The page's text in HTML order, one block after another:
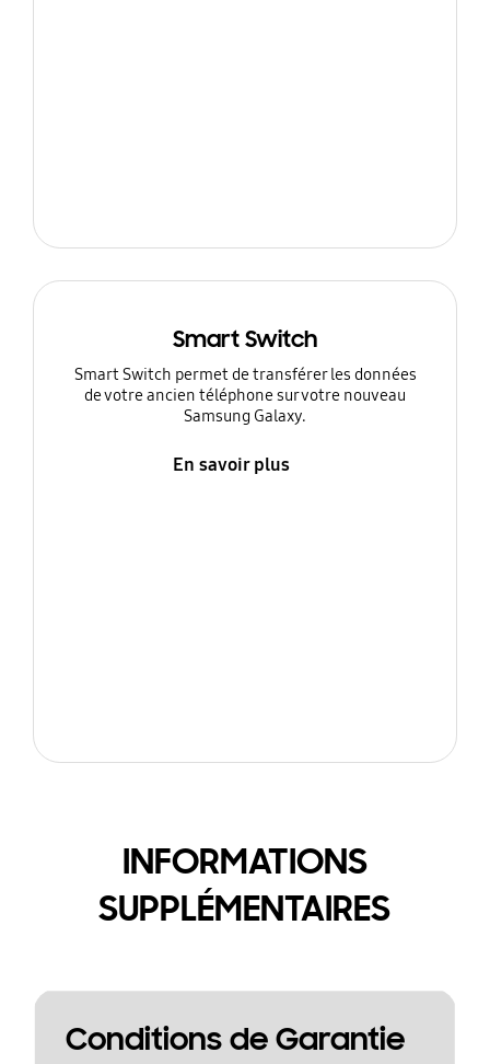
Smart Switch
Smart Switch permet de transférer les données
de votre ancien téléphone sur votre nouveau
Samsung Galaxy.
En savoir plus
INFORMATIONS
SUPPLÉMENTAIRES
Conditions de Garantie